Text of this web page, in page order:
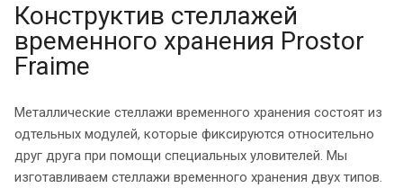
Конструктив стеллажей
временного хранения Prostor
Fraime
Металлические стеллажи временного хранения состоят из
одтельных модулей, которые фиксируются относительно
друг друга при помощи специальных уловителей. Мы
изготавливаем стеллажи временного хранения двух типов.